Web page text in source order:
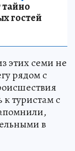
тайно
гостей
этих семи не
рядом с
туристам с
в